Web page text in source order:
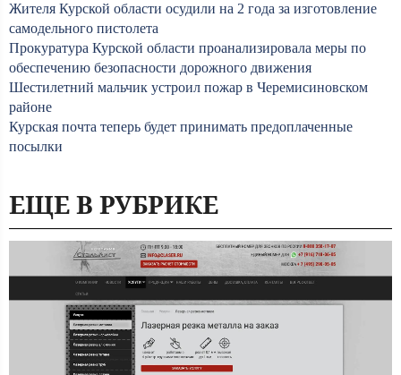
Жителя Курской области осудили на 2 года за изготовление
самодельного пистолета
Прокуратура Курской области проанализировала меры по
обеспечению безопасности дорожного движения
Шестилетний мальчик устроил пожар в Черемисиновском
районе
Курская почта теперь будет принимать предоплаченные
посылки
ЕЩЕ В РУБРИКЕ